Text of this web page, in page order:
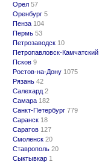
Орел 57
Оренбург 5
Пенза 104
Пермь 53
Петрозаводск 10
Петропавловск-Камчатский
Псков 9
Ростов-на-Дону 1075
Рязань 42
Салехард 2
Самара 182
Санкт-Петербург 779
Саранск 18
Саратов 127
Смоленск 20
Ставрополь 20
Сыктывкар 1